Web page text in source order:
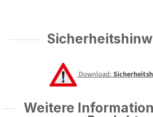
Download:
Weitere